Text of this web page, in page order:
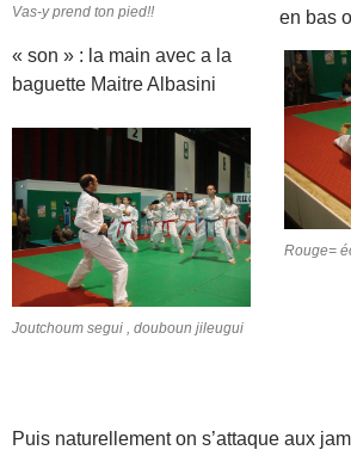
Vas-y prend ton pied!!
Rouge=
en bas
« son » : la main avec a la
baguette Maitre Albasini
Joutchoum segui , douboun jileugui
Puis naturellement on s’attaque aux